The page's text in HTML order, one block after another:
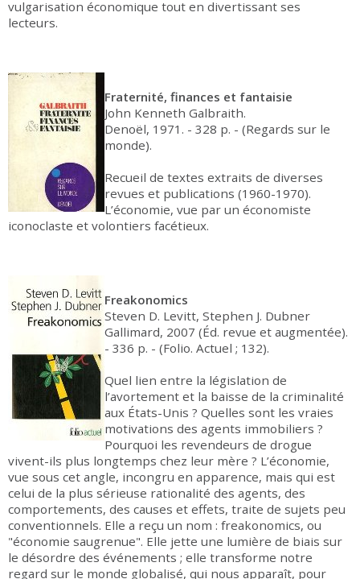
vulgarisation économique tout en divertissant ses
lecteurs.
Fraternité, finances et fantaisie
John Kenneth Galbraith.
Denoël, 1971. - 328 p. - (Regards sur le
monde).
Recueil de textes extraits de diverses
revues et publications (1960-1970).
L’économie, vue par un économiste
iconoclaste et volontiers facétieux.
Freakonomics
Steven D. Levitt, Stephen J. Dubner
Gallimard, 2007 (Éd. revue et augmentée).
- 336 p. - (Folio. Actuel ; 132).
Quel lien entre la législation de
l’avortement et la baisse de la criminalité
aux États-Unis ? Quelles sont les vraies
motivations des agents immobiliers ?
Pourquoi les revendeurs de drogue
vivent-ils plus longtemps chez leur mère ? L’économie,
vue sous cet angle, incongru en apparence, mais qui est
celui de la plus sérieuse rationalité des agents, des
comportements, des causes et effets, traite de sujets peu
conventionnels. Elle a reçu un nom : freakonomics, ou
"économie saugrenue". Elle jette une lumière de biais sur
le désordre des événements ; elle transforme notre
regard sur le monde globalisé, qui nous apparaît, pour